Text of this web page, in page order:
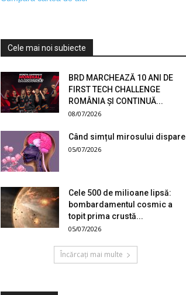
Cele mai noi subiecte
BRD MARCHEAZĂ 10 ANI DE
FIRST TECH CHALLENGE
ROMÂNIA ȘI CONTINUĂ...
08/07/2026
Când simțul mirosului dispare
05/07/2026
Cele 500 de milioane lipsă:
bombardamentul cosmic a
topit prima crustă...
05/07/2026
Încărcați mai multe